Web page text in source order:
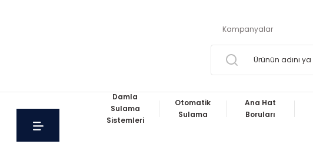
Kampanyalar
Damla
Sulama
Sistemleri
Otomatik
Sulama
Ana Hat
Boruları